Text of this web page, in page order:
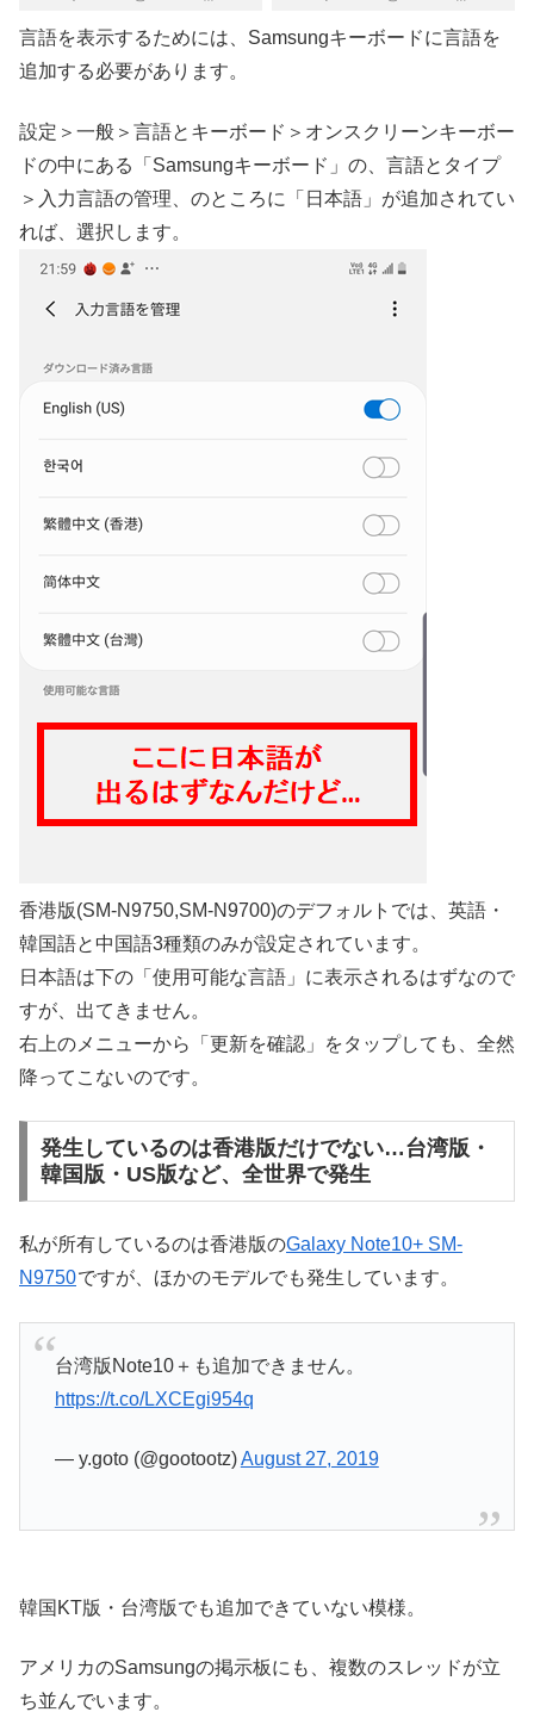
言語を表示するためには、Samsungキーボードに言語を
追加する必要があります。
設定＞一般＞言語とキーボード＞オンスクリーンキーボー
ドの中にある「Samsungキーボード」の、言語とタイプ
＞入力言語の管理、のところに「日本語」が追加されてい
れば、選択します。
香港版(SM-N9750,SM-N9700)のデフォルトでは、英語・
韓国語と中国語3種類のみが設定されています。
日本語は下の「使用可能な言語」に表示されるはずなので
すが、出てきません。
右上のメニューから「更新を確認」をタップしても、全然
降ってこないのです。
発生しているのは香港版だけでない…台湾版・
韓国版・US版など、全世界で発生
私が所有しているのは香港版のGalaxy Note10+ SM-
N9750ですが、ほかのモデルでも発生しています。
台湾版Note10＋も追加できません。
https://t.co/LXCEgi954q
— y.goto (@gootootz)August 27, 2019
韓国KT版・台湾版でも追加できていない模様。
アメリカのSamsungの掲示板にも、複数のスレッドが立
ち並んでいます。